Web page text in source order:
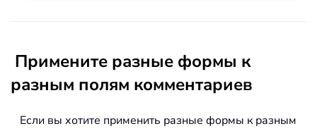
Примените разные формы к
разным полям комментариев
Если вы хотите применить разные формы к разным